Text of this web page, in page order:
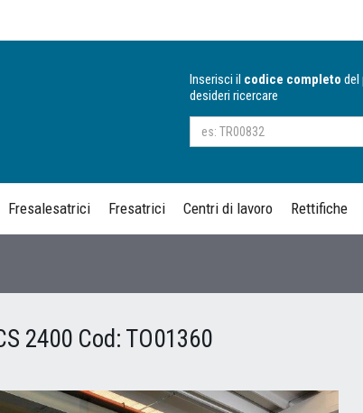
Inserisci il codice completo del
desideri ricercare
Fresalesatrici Fresatrici Centri di lavoro Rettifiche
2400 Cod: TO01360